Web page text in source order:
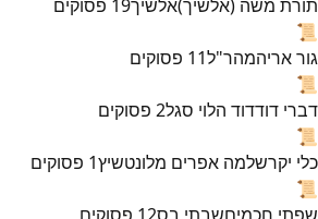
תורת משה (אלשיך)אלשיך19 פסוקים
📜
גור אריהמהר"ל11 פסוקים
📜
דברי דודדוד הלוי סגל2 פסוקים
📜
כלי יקרשלמה אפרים מלונטשיץ1 פסוקים
📜